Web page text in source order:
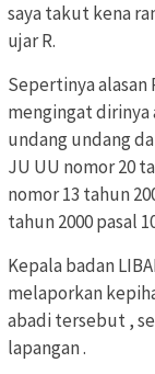
saya takut kena
ujar R.
Sepertinya
mengingat dirinya
undang undang
JU UU nomor 20
nomor 13 tahun
tahun 2000 pasal
Kepala badan
melaporkan
abadi tersebut ,
lapangan .